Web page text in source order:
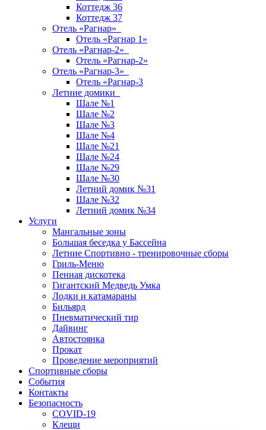
Коттедж 36
Коттедж 37
Отель «Рагнар»
Отель «Рагнар 1»
Отель «Рагнар-2»
Отель «Рагнар-2»
Отель «Рагнар-3»
Отель «Рагнар-3
Летние домики
Шале №1
Шале №2
Шале №3
Шале №4
Шале №21
Шале №24
Шале №29
Шале №30
Летний домик №31
Шале №32
Летний домик №34
Услуги
Мангальные зоны
Большая беседка у Бассейна
Летние Спортивно - тренировочные сборы
Гриль-Меню
Пенная дискотека
Гигантский Медведь Умка
Лодки и катамараны
Бильярд
Пневматический тир
Дайвинг
Автостоянка
Прокат
Проведение мероприятий
Спортивные сборы
События
Контакты
Безопасность
COVID-19
Клещи